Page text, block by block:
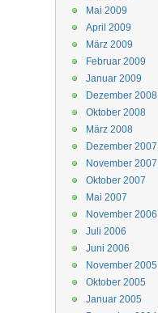
Mai 2009
April 2009
März 2009
Februar 2009
Januar 2009
Dezember 2008
Oktober 2008
März 2008
Dezember 2007
November 2007
Oktober 2007
Mai 2007
November 2006
Juli 2006
Juni 2006
November 2005
Oktober 2005
Januar 2005